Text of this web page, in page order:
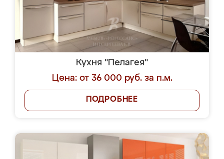
Кухня "Пелагея"
Цена: от 36 000 руб. за п.м.
ПОДРОБНЕЕ